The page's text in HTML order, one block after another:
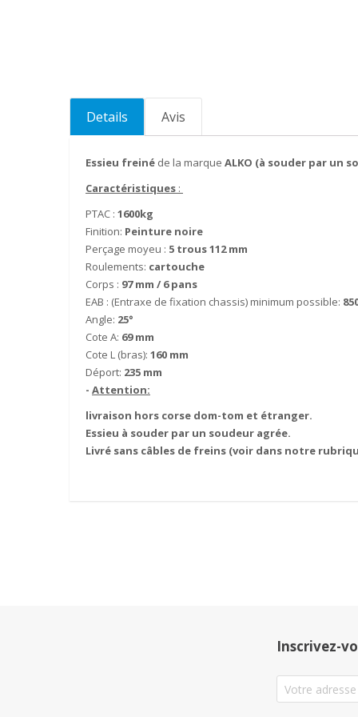
Details
Essieu freiné de la marque ALKO (à souder par un
Caractéristiques :
PTAC : 1600kg
Finition: Peinture noire
Perçage moyeu : 5 trous 112 mm
Roulements: cartouche
Corps : 97 mm / 6 pans
EAB : (Entraxe de fixation chassis) minimum possible:
Angle: 25°
Cote A: 69 mm
Cote L (bras): 160 mm
Déport: 235 mm
- Attention:
livraison hors corse dom-tom et étranger.
Essieu à souder par un soudeur agrée.
Livré sans câbles de freins (voir dans notre
Avis
Inscrivez-